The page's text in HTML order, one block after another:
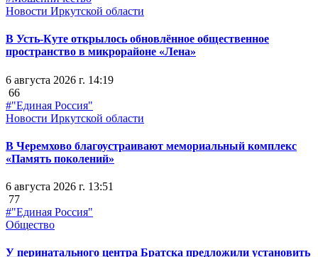
Новости Иркутской области
В Усть-Куте открылось обновлённое общественное
пространство в микрорайоне «Лена»
6 августа 2026 г. 14:19
66
#"Единая Россия"
Новости Иркутской области
В Черемхово благоустраивают мемориальный комплекс
«Память поколений»
6 августа 2026 г. 13:51
77
#"Единая Россия"
Общество
У перинатального центра Братска предложили установить